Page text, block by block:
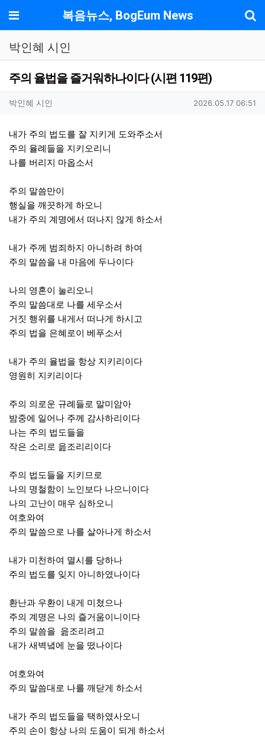
메뉴 복음뉴스, BogEum News
박인혜 시인
주의 율법을 즐거워하나이다 (시편 119편)
작성자 정보
박인혜 시인 작성일
2026.05.17 06:51
컨텐츠 정보
본문
내가 주의 법도를 잘 지키게 도와주소서
주의 율례들을 지키오리니
나를 버리지 마옵소서
주의 말씀만이
행실을 깨끗하게 하오니
내가 주의 계명에서 떠나지 않게 하소서
내가 주께 범죄하지 아니하려 하여
주의 말씀을 내 마음에 두나이다
나의 영혼이 눌리오니
주의 말씀대로 나를 세우소서
거짓 행위를 내게서 떠나게 하시고
주의 법을 은혜로이 베푸소서
내가 주의 율법을 항상 지키리이다
영원히 지키리이다
주의 의로운 규례들로 말미암아
밤중에 일어나 주께 감사하리이다
나는 주의 법도들을
작은 소리로 읊조리리이다
주의 법도들을 지키므로
나의 명철함이 노인보다 나으니이다
나의 고난이 매우 심하오니
여호와여
주의 말씀으로 나를 살아나게 하소서
내가 미천하여 멸시를 당하나
주의 법도를 잊지 아니하였나이다
환난과 우환이 내게 미쳤으나
주의 계명은 나의 즐거움이니이다
주의 말씀을 읊조리려고
내가 새벽녘에 눈을 떴나이다
여호와여
주의 말씀대로 나를 깨닫게 하소서
내가 주의 법도들을 택하였사오니
주의 손이 항상 나의 도움이 되게 하소서